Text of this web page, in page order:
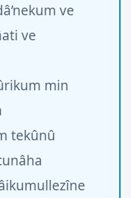
ve
ve
min
tekûnû